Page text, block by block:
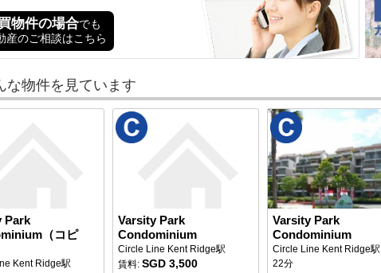
物件の場合でも
産のご相談はこちら
な物件を見ています
Park
（コピ
Kent Ridge駅
Varsity Park
Condominium
Circle Line Kent Ridge駅
賃料: SGD 3,500
Varsity Park
Condominium
Circle Line Kent Ridge
22分